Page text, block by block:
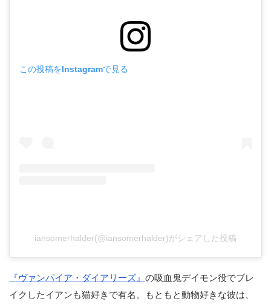
この投稿をInstagramで見る
iansomerhalder(@iansomerhalder)がシェアした投稿
『ヴァンパイア・ダイアリーズ』 の吸血鬼デイモン役でブレ
イクしたイアンも猫好きで有名。もともと動物好きな彼は、